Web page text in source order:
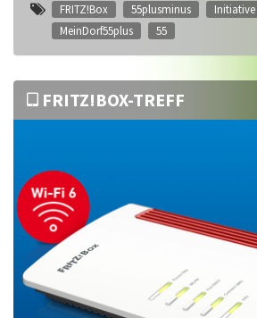
FRITZ!Box 55plusminus
MeinDorf55plus
55
FRITZ!BOX-TREFF